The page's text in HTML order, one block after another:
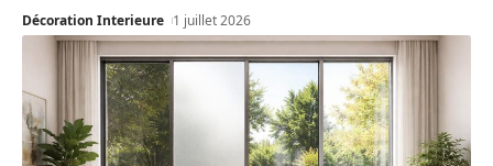
Décoration Interieure 1 juillet 2026